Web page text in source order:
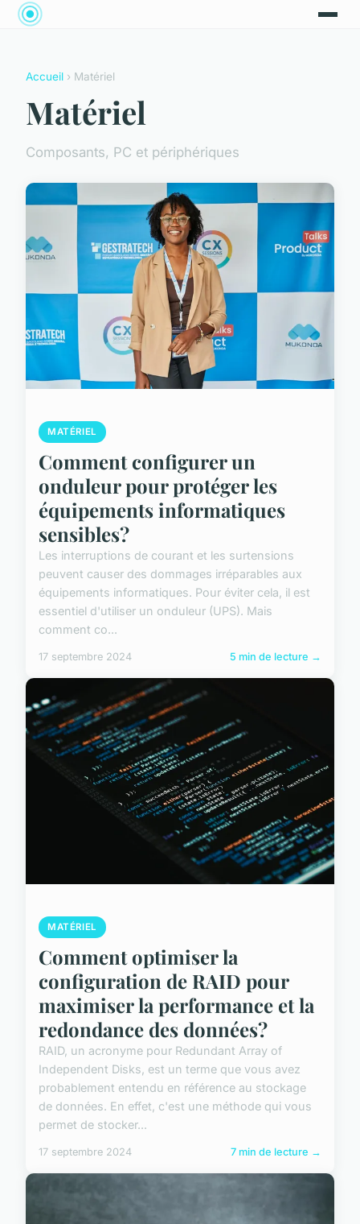
Accueil › Matériel
Matériel
Composants, PC et périphériques
MATÉRIEL
Comment configurer un
onduleur pour protéger les
équipements informatiques
sensibles?
Les interruptions de courant et les surtensions
peuvent causer des dommages irréparables aux
équipements informatiques. Pour éviter cela, il est
essentiel d'utiliser un onduleur (UPS). Mais
comment co...
17 septembre 2024 5 min de lecture →
MATÉRIEL
Comment optimiser la
configuration de RAID pour
maximiser la performance et la
redondance des données?
RAID, un acronyme pour Redundant Array of
Independent Disks, est un terme que vous avez
probablement entendu en référence au stockage
de données. En effet, c'est une méthode qui vous
permet de stocker...
17 septembre 2024 7 min de lecture →